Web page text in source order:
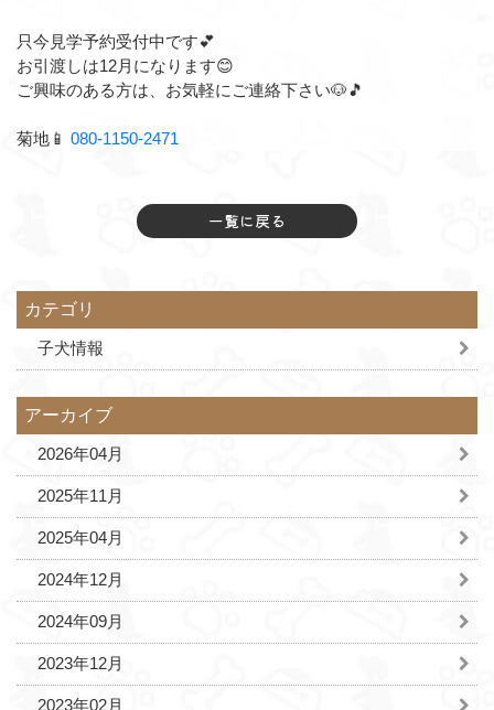
カテゴリ
子犬情報
アーカイブ
2026年04月
2025年11月
2025年04月
2024年12月
2024年09月
2023年12月
2023年02月
只今見学予約受付中です💕
お引渡しは12月になります😊
ご興味のある方は、お気軽にご連絡下さい🐶🎵⁡⁡
菊地⁡📱 080-1150-2471
一覧に戻る